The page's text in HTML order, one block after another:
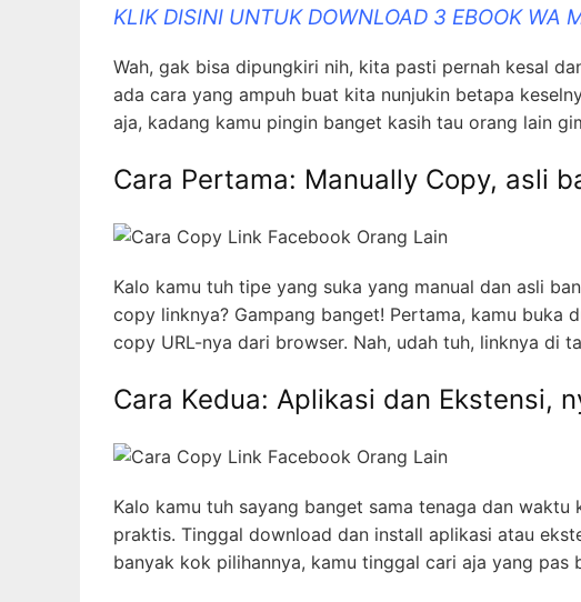
KLIK DISINI UNTUK DOWNLOAD 3 EBOOK WA
Wah, gak bisa dipungkiri nih, kita pasti pernah kesal
ada cara yang ampuh buat kita nunjukin betapa
aja, kadang kamu pingin banget kasih tau orang lain
Cara Pertama: Manually Copy, asli
Kalo kamu tuh tipe yang suka yang manual dan asli
copy linknya? Gampang banget! Pertama, kamu buka
copy URL-nya dari browser. Nah, udah tuh, linknya di
Cara Kedua: Aplikasi dan Ekstensi,
Kalo kamu tuh sayang banget sama tenaga dan
praktis. Tinggal download dan install aplikasi atau
banyak kok pilihannya, kamu tinggal cari aja yang pas